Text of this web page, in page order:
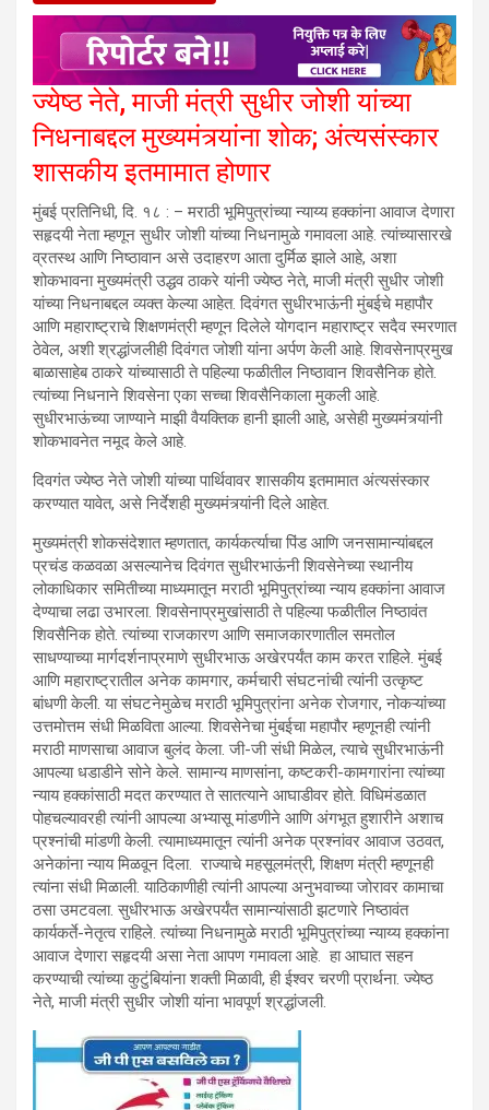
ज्येष्ठ नेते, माजी मंत्री सुधीर जोशी यांच्या
निधनाबद्दल मुख्यमंत्र्यांना शोक; अंत्यसंस्कार
शासकीय इतमामात होणार
मुंबई प्रतिनिधी, दि. १८ : – मराठी भूमिपुत्रांच्या न्याय्य हक्कांना आवाज देणारा
सहृदयी नेता म्हणून सुधीर जोशी यांच्या निधनामुळे गमावला आहे. त्यांच्यासारखे
व्रतस्थ आणि निष्ठावान असे उदाहरण आता दुर्मिळ झाले आहे, अशा
शोकभावना मुख्यमंत्री उद्धव ठाकरे यांनी ज्येष्ठ नेते, माजी मंत्री सुधीर जोशी
यांच्या निधनाबद्दल व्यक्त केल्या आहेत. दिवंगत सुधीरभाऊंनी मुंबईचे महापौर
आणि महाराष्ट्राचे शिक्षणमंत्री म्हणून दिलेले योगदान महाराष्ट्र सदैव स्मरणात
ठेवेल, अशी श्रद्धांजलीही दिवंगत जोशी यांना अर्पण केली आहे. शिवसेनाप्रमुख
बाळासाहेब ठाकरे यांच्यासाठी ते पहिल्या फळीतील निष्ठावान शिवसैनिक होते.
त्यांच्या निधनाने शिवसेना एका सच्चा शिवसैनिकाला मुकली आहे.
सुधीरभाऊंच्या जाण्याने माझी वैयक्तिक हानी झाली आहे, असेही मुख्यमंत्र्यांनी
शोकभावनेत नमूद केले आहे.
दिवगंत ज्येष्ठ नेते जोशी यांच्या पार्थिवावर शासकीय इतमामात अंत्यसंस्कार
करण्यात यावेत, असे निर्देशही मुख्यमंत्र्यांनी दिले आहेत.
मुख्यमंत्री शोकसंदेशात म्हणतात, कार्यकर्त्याचा पिंड आणि जनसामान्यांबद्दल
प्रचंड कळवळा असल्यानेच दिवंगत सुधीरभाऊंनी शिवसेनेच्या स्थानीय
लोकाधिकार समितीच्या माध्यमातून मराठी भूमिपुत्रांच्या न्याय हक्कांना आवाज
देण्याचा लढा उभारला. शिवसेनाप्रमुखांसाठी ते पहिल्या फळीतील निष्ठावंत
शिवसैनिक होते. त्यांच्या राजकारण आणि समाजकारणातील समतोल
साधण्याच्या मार्गदर्शनाप्रमाणे सुधीरभाऊ अखेरपर्यंत काम करत राहिले. मुंबई
आणि महाराष्ट्रातील अनेक कामगार, कर्मचारी संघटनांची त्यांनी उत्कृष्ट
बांधणी केली. या संघटनेमुळेच मराठी भूमिपुत्रांना अनेक रोजगार, नोकऱ्यांच्या
उत्तमोत्तम संधी मिळविता आल्या. शिवसेनेचा मुंबईचा महापौर म्हणूनही त्यांनी
मराठी माणसाचा आवाज बुलंद केला. जी-जी संधी मिळेल, त्याचे सुधीरभाऊंनी
आपल्या धडाडीने सोने केले. सामान्य माणसांना, कष्टकरी-कामगारांना त्यांच्या
न्याय हक्कांसाठी मदत करण्यात ते सातत्याने आघाडीवर होते. विधिमंडळात
पोहचल्यावरही त्यांनी आपल्या अभ्यासू मांडणीने आणि अंगभूत हुशारीने अशाच
प्रश्नांची मांडणी केली. त्यामाध्यमातून त्यांनी अनेक प्रश्नांवर आवाज उठवत,
अनेकांना न्याय मिळवून दिला. राज्याचे महसूलमंत्री, शिक्षण मंत्री म्हणूनही
त्यांना संधी मिळाली. याठिकाणीही त्यांनी आपल्या अनुभवाच्या जोरावर कामाचा
ठसा उमटवला. सुधीरभाऊ अखेरपर्यंत सामान्यांसाठी झटणारे निष्ठावंत
कार्यकर्ते-नेतृत्व राहिले. त्यांच्या निधनामुळे मराठी भूमिपुत्रांच्या न्याय्य हक्कांना
आवाज देणारा सहृदयी असा नेता आपण गमावला आहे. हा आघात सहन
करण्याची त्यांच्या कुटुंबियांना शक्ती मिळावी, ही ईश्वर चरणी प्रार्थना. ज्येष्ठ
नेते, माजी मंत्री सुधीर जोशी यांना भावपूर्ण श्रद्धांजली.